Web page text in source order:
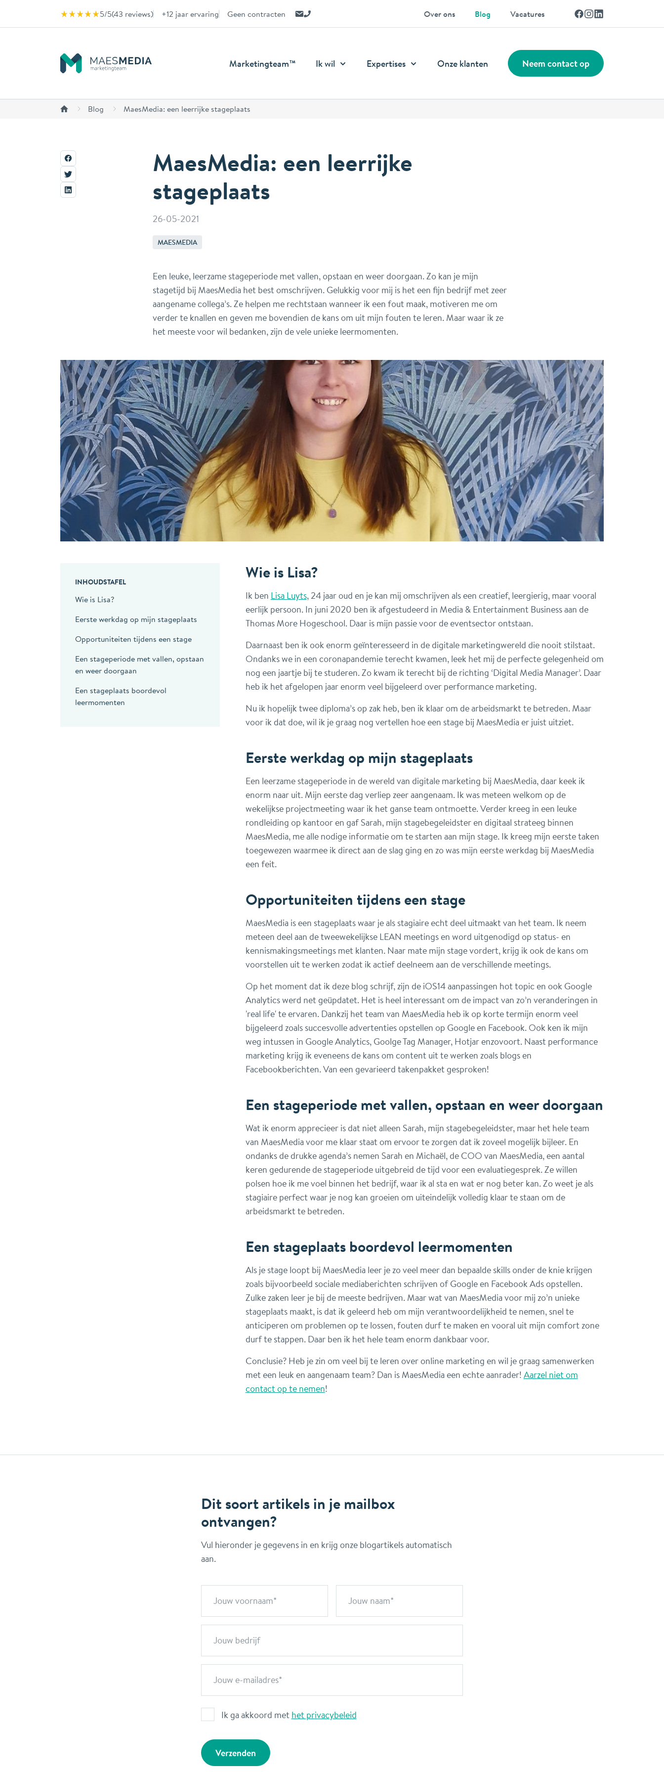
Marketingteam™ Ik wil Expertises Onze klanten Neem contact op
5/5(43 reviews) +12 jaar ervaring Geen contracten E-mail ons Over ons Blog Vacatures Facebook
Instagram
Blog MaesMedia: een leerrijke stageplaats
MaesMedia: een leerrijke
stageplaats
26-05-2021
MAESMEDIA
Een leuke, leerzame stageperiode met vallen, opstaan en weer doorgaan. Zo kan je mijn
stagetijd bij MaesMedia het best omschrijven. Gelukkig voor mij is het een fijn bedrijf met zeer
aangename collega’s. Ze helpen me rechtstaan wanneer ik een fout maak, motiveren me om
verder te knallen en geven me bovendien de kans om uit mijn fouten te leren. Maar waar ik ze
het meeste voor wil bedanken, zijn de vele unieke leermomenten.
INHOUDSTAFEL
Wie is Lisa?
Eerste werkdag op mijn stageplaats
Opportuniteiten tijdens een stage
Een stageperiode met vallen, opstaan
en weer doorgaan
Een stageplaats boordevol
leermomenten
Wie is Lisa?
Ik ben Lisa Luyts, 24 jaar oud en je kan mij omschrijven als een creatief, leergierig, maar vooral
eerlijk persoon. In juni 2020 ben ik afgestudeerd in Media & Entertainment Business aan de
Thomas More Hogeschool. Daar is mijn passie voor de eventsector ontstaan.
Daarnaast ben ik ook enorm geïnteresseerd in de digitale marketingwereld die nooit stilstaat.
Ondanks we in een coronapandemie terecht kwamen, leek het mij de perfecte gelegenheid om
nog een jaartje bij te studeren. Zo kwam ik terecht bij de richting ‘Digital Media Manager’. Daar
heb ik het afgelopen jaar enorm veel bijgeleerd over performance marketing.
Nu ik hopelijk twee diploma’s op zak heb, ben ik klaar om de arbeidsmarkt te betreden. Maar
voor ik dat doe, wil ik je graag nog vertellen hoe een stage bij MaesMedia er juist uitziet.
Eerste werkdag op mijn stageplaats
Een leerzame stageperiode in de wereld van digitale marketing bij MaesMedia, daar keek ik
enorm naar uit. Mijn eerste dag verliep zeer aangenaam. Ik was meteen welkom op de
wekelijkse projectmeeting waar ik het ganse team ontmoette. Verder kreeg in een leuke
rondleiding op kantoor en gaf Sarah, mijn stagebegeleidster en digitaal strateeg binnen
MaesMedia, me alle nodige informatie om te starten aan mijn stage. Ik kreeg mijn eerste taken
toegewezen waarmee ik direct aan de slag ging en zo was mijn eerste werkdag bij MaesMedia
een feit.
Opportuniteiten tijdens een stage
MaesMedia is een stageplaats waar je als stagiaire echt deel uitmaakt van het team. Ik neem
meteen deel aan de tweewekelijkse LEAN meetings en word uitgenodigd op status- en
kennismakingsmeetings met klanten. Naar mate mijn stage vordert, krijg ik ook de kans om
voorstellen uit te werken zodat ik actief deelneem aan de verschillende meetings.
Op het moment dat ik deze blog schrijf, zijn de iOS14 aanpassingen hot topic en ook Google
Analytics werd net geüpdatet. Het is heel interessant om de impact van zo’n veranderingen in
'real life' te ervaren. Dankzij het team van MaesMedia heb ik op korte termijn enorm veel
bijgeleerd zoals succesvolle advertenties opstellen op Google en Facebook. Ook ken ik mijn
weg intussen in Google Analytics, Goolge Tag Manager, Hotjar enzovoort. Naast performance
marketing krijg ik eveneens de kans om content uit te werken zoals blogs en
Facebookberichten. Van een gevarieerd takenpakket gesproken!
Een stageperiode met vallen, opstaan en weer doorgaan
Wat ik enorm apprecieer is dat niet alleen Sarah, mijn stagebegeleidster, maar het hele team
van MaesMedia voor me klaar staat om ervoor te zorgen dat ik zoveel mogelijk bijleer. En
ondanks de drukke agenda’s nemen Sarah en Michaël, de COO van MaesMedia, een aantal
keren gedurende de stageperiode uitgebreid de tijd voor een evaluatiegesprek. Ze willen
polsen hoe ik me voel binnen het bedrijf, waar ik al sta en wat er nog beter kan. Zo weet je als
stagiaire perfect waar je nog kan groeien om uiteindelijk volledig klaar te staan om de
arbeidsmarkt te betreden.
Een stageplaats boordevol leermomenten
Als je stage loopt bij MaesMedia leer je zo veel meer dan bepaalde skills onder de knie krijgen
zoals bijvoorbeeld sociale mediaberichten schrijven of Google en Facebook Ads opstellen.
Zulke zaken leer je bij de meeste bedrijven. Maar wat van MaesMedia voor mij zo’n unieke
stageplaats maakt, is dat ik geleerd heb om mijn verantwoordelijkheid te nemen, snel te
anticiperen om problemen op te lossen, fouten durf te maken en vooral uit mijn comfort zone
durf te stappen. Daar ben ik het hele team enorm dankbaar voor.
Conclusie? Heb je zin om veel bij te leren over online marketing en wil je graag samenwerken
met een leuk en aangenaam team? Dan is MaesMedia een echte aanrader!Aarzel niet om
contact op te nemen!
Dit soort artikels in je mailbox
ontvangen?
Vul hieronder je gegevens in en krijg onze blogartikels automatisch
aan.
Jouw voornaam Jouw naam
Jouw bedrijf
Jouw e-mailadres
Ik ga akkoord methet privacybeleid
Verzenden